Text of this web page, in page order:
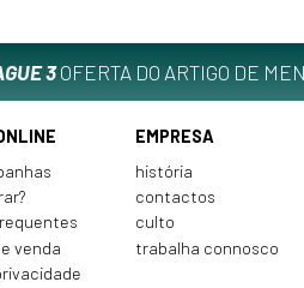
3OFERTA DO ARTIGO DE
venda
EMPRESA
história
contactos
culto
trabalha connosco